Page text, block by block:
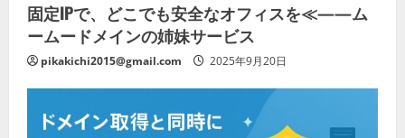
固定IPで、どこでも安全なオフィスを≪——ム
ームードメインの姉妹サービス
pikakichi2015@gmail.com 2025年9月20日